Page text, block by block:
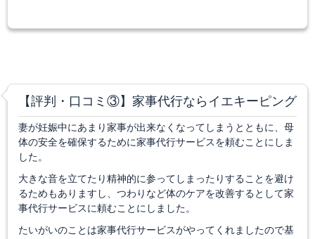
【評判・口コミ③】家事代行ならイエキーピング
妻が妊娠中にあまり家事が出来なくなってしまうとともに、母
体の安全を確保するために家事代行サービスを頼むことにしま
した。
大きな音を立てたり精神的に参ってしまったりすることを避け
るためもありますし、つわりなど体のケアを改善するとして家
事代行サービスに頼むことにしました。
たいがいのことは家事代行サービスがやってくれましたので基